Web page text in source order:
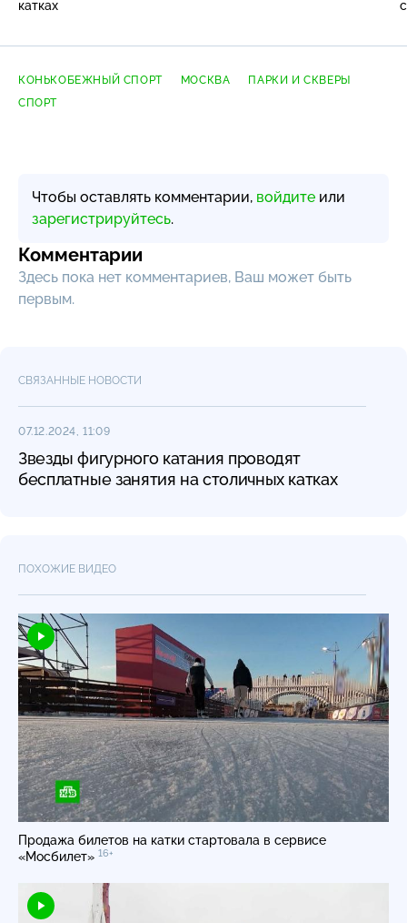
катках
КОНЬКОБЕЖНЫЙ СПОРТ МОСКВА
ПАРКИ И СКВЕРЫ
СПОРТ
Чтобы оставлять комментарии, войдите или
зарегистрируйтесь.
Комментарии
Здесь пока нет комментариев, Ваш может быть
первым.
СВЯЗАННЫЕ НОВОСТИ
07.12.2024, 11:09
Звезды фигурного катания проводят
бесплатные занятия на столичных катках
ПОХОЖИЕ ВИДЕО
Продажа билетов на катки стартовала в сервисе
«Мосбилет» 16+